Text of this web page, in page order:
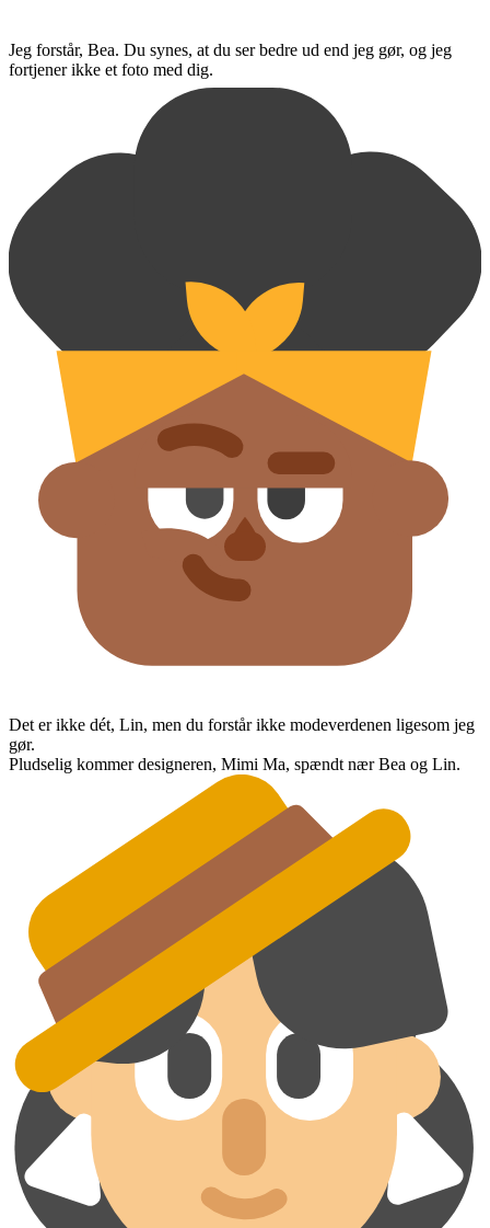
Jeg forstår, Bea. Du synes, at du ser bedre ud end jeg gør, og jeg
fortjener ikke et foto med dig.
Det er ikke dét, Lin, men du forstår ikke modeverdenen ligesom jeg
gør.
Pludselig kommer designeren, Mimi Ma, spændt nær Bea og Lin.